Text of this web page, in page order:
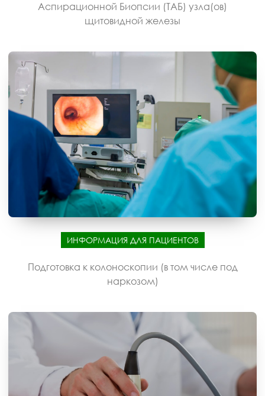
Аспирационной Биопсии (ТАБ) узла(ов)
щитовидной железы
ИНФОРМАЦИЯ ДЛЯ ПАЦИЕНТОВ
Подготовка к колоноскопии (в том числе под
наркозом)